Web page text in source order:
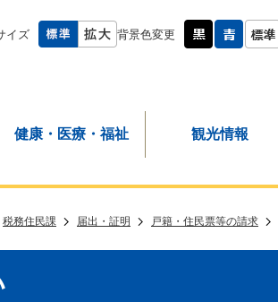
イズ 背景色変更
健康・医療・福祉 観光情報
税務住民課 届出・証明 戸籍・住民票等の請求